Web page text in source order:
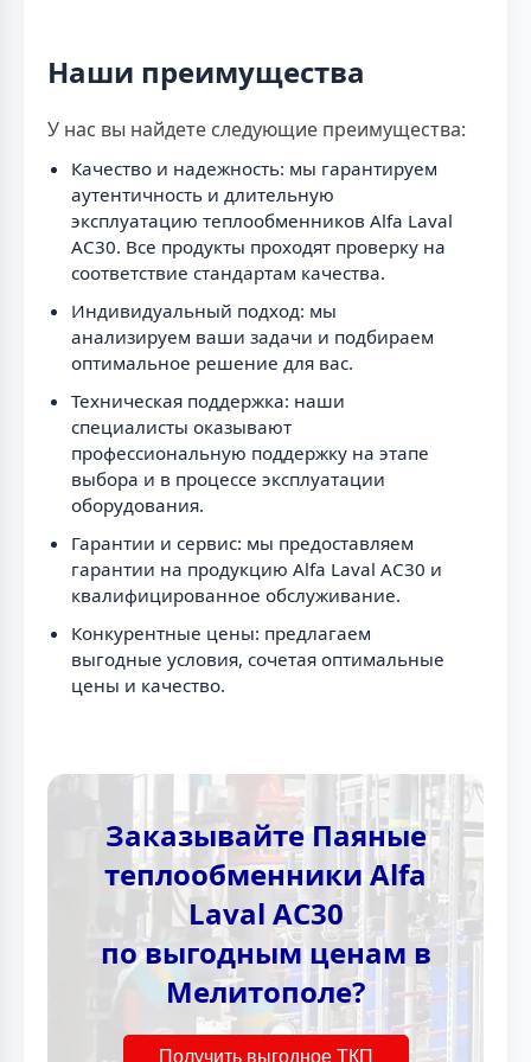
Наши преимущества
У нас вы найдете следующие преимущества:
Качество и надежность: мы гарантируем
аутентичность и длительную
эксплуатацию теплообменников Alfa Laval
AC30. Все продукты проходят проверку на
соответствие стандартам качества.
Индивидуальный подход: мы
анализируем ваши задачи и подбираем
оптимальное решение для вас.
Техническая поддержка: наши
специалисты оказывают
профессиональную поддержку на этапе
выбора и в процессе эксплуатации
оборудования.
Гарантии и сервис: мы предоставляем
гарантии на продукцию Alfa Laval AC30 и
квалифицированное обслуживание.
Конкурентные цены: предлагаем
выгодные условия, сочетая оптимальные
цены и качество.
Заказывайте Паяные
теплообменники Alfa
Laval AC30
по выгодным ценам в
Мелитополе?
Получить выгодное ТКП